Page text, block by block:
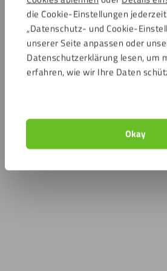
die Cookie-Einstellungen
„Datenschutz- und Cookie-
unserer Seite anpassen oder
Datenschutzerklärung lesen, um
erfahren, wie wir Ihre Daten
Okay